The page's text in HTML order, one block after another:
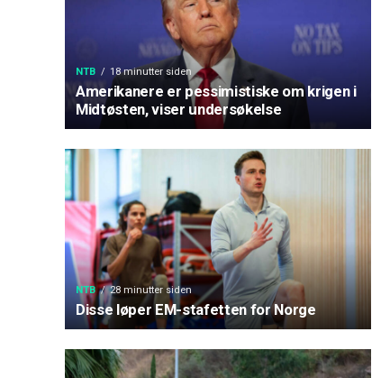
NTB 18 minutter siden
Amerikanere er pessimistiske om krigen i
Midtøsten, viser undersøkelse
NTB 28 minutter siden
Disse løper EM-stafetten for Norge